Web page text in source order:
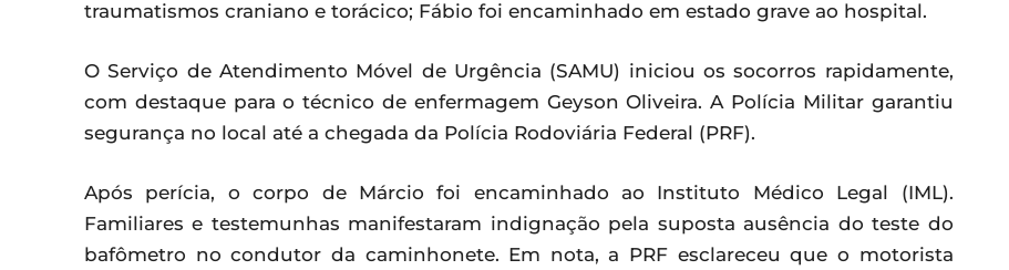
traumatismos craniano e torácico; Fábio foi encaminhado em estado grave ao hospital.
O Serviço de Atendimento Móvel de Urgência (SAMU) iniciou os socorros rapidamente,
com destaque para o técnico de enfermagem Geyson Oliveira. A Polícia Militar garantiu
segurança no local até a chegada da Polícia Rodoviária Federal (PRF).
Após perícia, o corpo de Márcio foi encaminhado ao Instituto Médico Legal (IML).
Familiares e testemunhas manifestaram indignação pela suposta ausência do teste do
bafômetro no condutor da caminhonete. Em nota, a PRF esclareceu que o motorista